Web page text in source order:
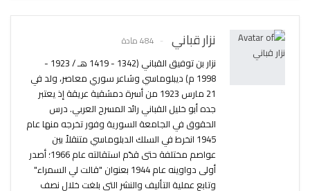
نزار قباني 484 مادة
نزار بن توفيق القباني (1342 - 1419 هـ / 1923 -
1998 م) ديبلوماسي وشاعر سوري معاصر، ولد في
21 مارس 1923 من أسرة دمشقية عريقة إذ يعتبر
جده أبو خليل القباني رائد المسرح العربي. درس
الحقوق في الجامعة السورية وفور تخرجه منها عام
1945 انخرط في السلك الدبلوماسي متنقلاً بين
عواصم مختلفة حتى قدّم استقالته عام 1966؛ أصدر
أولى دواوينه عام 1944 بعنوان "قالت لي السمراء"
وتابع عملية التأليف والنشر التي بلغت خلال نصف